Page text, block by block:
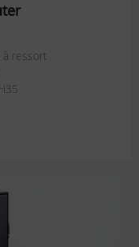
à ressort